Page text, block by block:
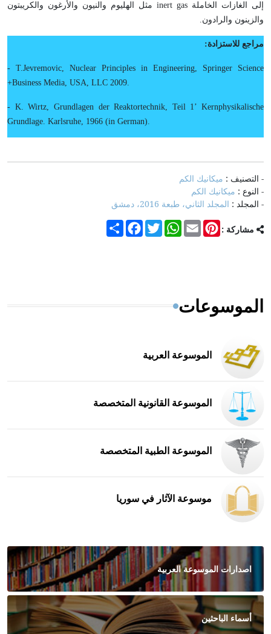
إلى الغازات الخاملة inert gas مثل الهليوم والنيون والأرغون والكريبتون
والزينون والرادون.
مراجع للاستزادة:
- T.Jevremovic, Nuclear Principles in Engineering, Springer Science
+Business Me­dia, USA, LLC 2009.
- K. Wirtz, Grundlagen der Reaktortechnik, Teil 1’ Kernphysikalische
Grundlage. Karlsruhe, 1966 (in German).
- التصنيف : ميكانيك الكم
- النوع : ميكانيك الكم
- المجلد : المجلد الثاني، طبعة 2016، دمشق
مشاركة : Share
FacebookTwitter
WhatsAppEmail
Pinterest
الموسوعات
الموسوعة العربية
الموسوعة القانونية المتخصصة
الموسوعة الطبية المتخصصة
موسوعة الآثار في سوريا
اصدارات الموسوعة العربية
أسماء الباحثين